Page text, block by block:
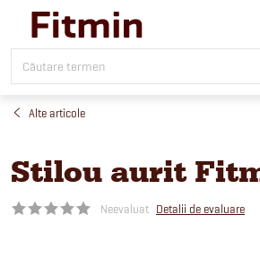
conținut
Alte articole
Stilou aurit
Neevaluat Detalii de evaluare